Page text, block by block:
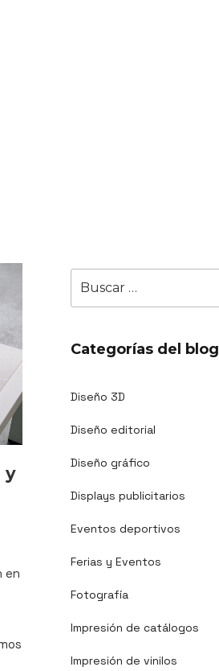
por:
Categorías del blog
Diseño 3D
Diseño editorial
Diseño gráfico
Displays publicitarios
Eventos deportivos
Ferias y Eventos
Fotografía
Impresión de catálogos
Impresión de vinilos
y
en